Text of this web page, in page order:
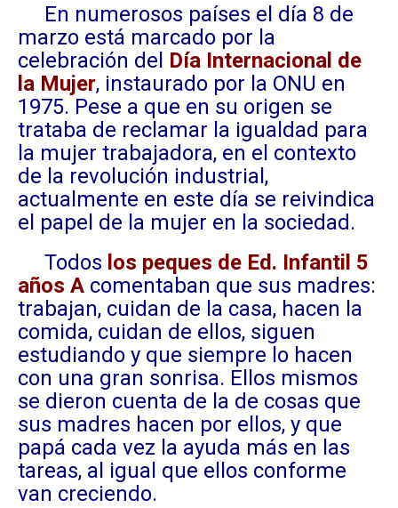
En numerosos países el día 8 de
marzo está marcado por la
celebración del Día Internacional de
la Mujer, instaurado por la ONU en
1975. Pese a que en su origen se
trataba de reclamar la igualdad para
la mujer trabajadora, en el contexto
de la revolución industrial,
actualmente en este día se reivindica
el papel de la mujer en la sociedad.
Todos los peques de Ed. Infantil 5
años A comentaban que sus madres:
trabajan, cuidan de la casa, hacen la
comida, cuidan de ellos, siguen
estudiando y que siempre lo hacen
con una gran sonrisa. Ellos mismos
se dieron cuenta de la de cosas que
sus madres hacen por ellos, y que
papá cada vez la ayuda más en las
tareas, al igual que ellos conforme
van creciendo.